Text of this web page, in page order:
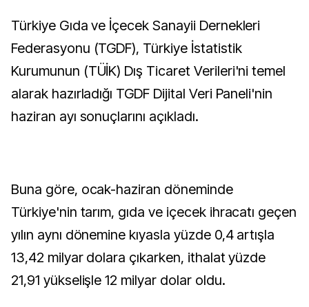
Türkiye Gıda ve İçecek Sanayii Dernekleri
Federasyonu (TGDF), Türkiye İstatistik
Kurumunun (TÜİK) Dış Ticaret Verileri'ni temel
alarak hazırladığı TGDF Dijital Veri Paneli'nin
haziran ayı sonuçlarını açıkladı.
Buna göre, ocak-haziran döneminde
Türkiye'nin tarım, gıda ve içecek ihracatı geçen
yılın aynı dönemine kıyasla yüzde 0,4 artışla
13,42 milyar dolara çıkarken, ithalat yüzde
21,91 yükselişle 12 milyar dolar oldu.